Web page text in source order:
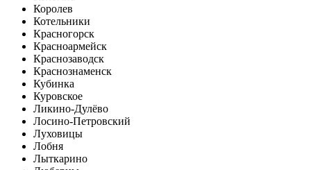
Королев
Котельники
Красногорск
Красноармейск
Краснозаводск
Краснознаменск
Кубинка
Куровское
Ликино-Дулёво
Лосино-Петровский
Луховицы
Лобня
Лыткарино